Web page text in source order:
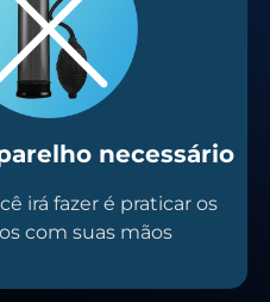
necessário
irá fazer é praticar os
com suas mãos